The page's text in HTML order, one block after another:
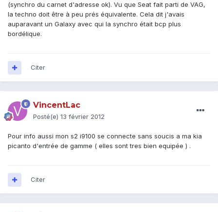
(synchro du carnet d'adresse ok). Vu que Seat fait parti de VAG,
la techno doit être à peu prés équivalente. Cela dit j'avais
auparavant un Galaxy avec qui la synchro était bcp plus
bordélique.
Citer
VincentLac
Posté(e) 13 février 2012
Pour info aussi mon s2 i9100 se connecte sans soucis a ma kia
picanto d'entrée de gamme ( elles sont tres bien equipée ) .
Citer